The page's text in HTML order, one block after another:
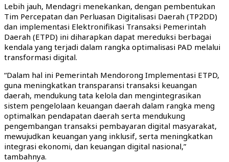
Lebih jauh, Mendagri menekankan, dengan pembentukan
Tim Percepatan dan Perluasan Digitalisasi Daerah (TP2DD)
dan implementasi Elektronifikasi Transaksi Pemerintah
Daerah (ETPD) ini diharapkan dapat mereduksi berbagai
kendala yang terjadi dalam rangka optimalisasi PAD melalui
transformasi digital.
“Dalam hal ini Pemerintah Mendorong Implementasi ETPD,
guna meningkatkan transparansi transaksi keuangan
daerah, mendukung tata kelola dan mengintegrasikan
sistem pengelolaan keuangan daerah dalam rangka meng
optimalkan pendapatan daerah serta mendukung
pengembangan transaksi pembayaran digital masyarakat,
mewujudkan keuangan yang inklusif, serta meningkatkan
integrasi ekonomi, dan keuangan digital nasional,”
tambahnya.